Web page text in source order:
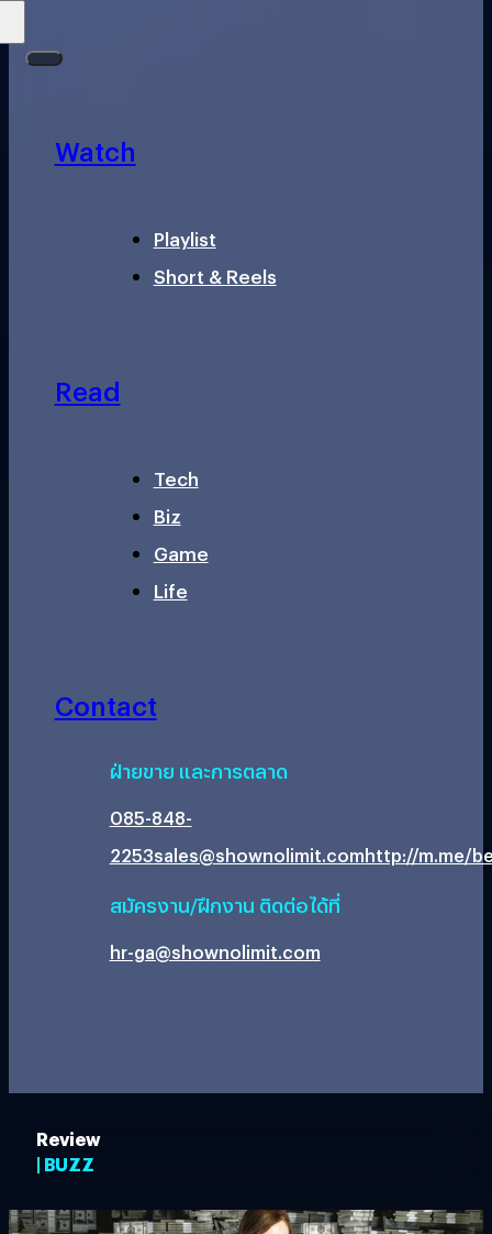
Watch
Playlist
Short & Reels
Read
Tech
Biz
Game
Life
Contact
ฝ่ายขาย และการตลาด
085-848-
2253sales@shownolimit.comhttp://m.me/
สมัครงาน/ฝึกงาน ติดต่อได้ที่
hr-ga@shownolimit.com
Review
| BUZZ